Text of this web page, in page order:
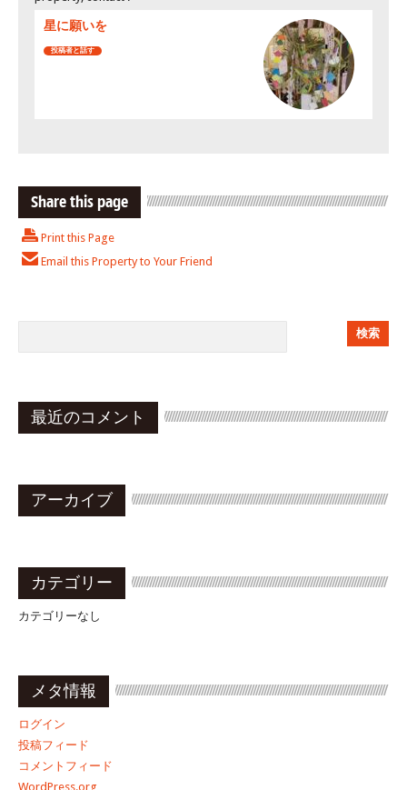
星に願いを
投稿者と話す
Share this page
Print this Page
Email this Property to Your Friend
最近のコメント
アーカイブ
カテゴリー
カテゴリーなし
メタ情報
ログイン
投稿フィード
コメントフィード
WordPress.org